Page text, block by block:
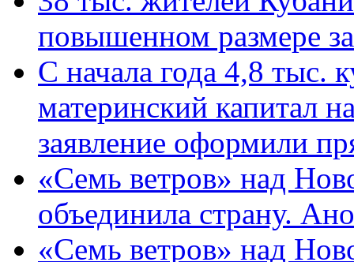
повышенном размере
С начала года 4,8 тыс.
материнский капитал
заявление оформили
«Семь ветров» над
объединила страну.
«Семь ветров» над